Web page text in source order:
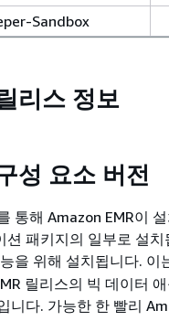
Sandbox
리스 정보
성 요소 버전
통해 Amazon EMR이
션 패키지의 일부로 설
을 위해 설치됩니다. 이
릴리스의 빅 데이터
니다. 가능한 한 빨리